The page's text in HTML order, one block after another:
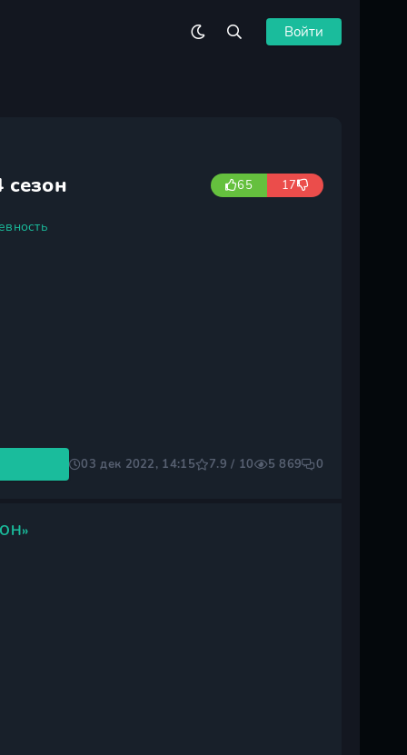
Войти
65 17
03 дек 2022, 14:15 7.9 / 10 5 869 0